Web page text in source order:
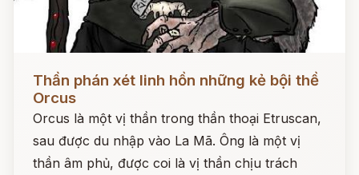
Đọc ngay
Thần phán xét linh hồn những kẻ bội thề
Orcus
Orcus là một vị thần trong thần thoại Etruscan,
sau được du nhập vào La Mã. Ông là một vị
thần âm phủ, được coi là vị thần chịu trách